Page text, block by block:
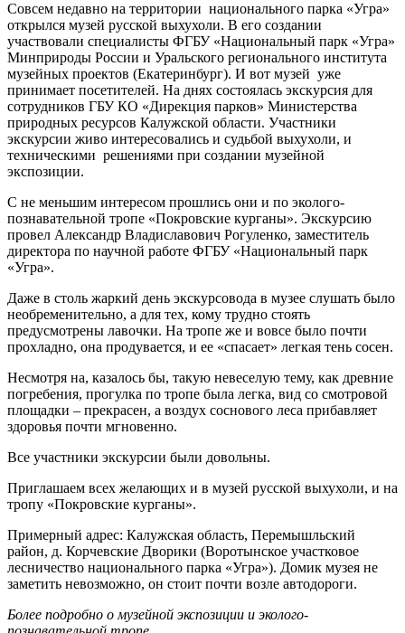
Совсем недавно на территории национального парка «Угра»
открылся музей русской выхухоли. В его создании
участвовали специалисты ФГБУ «Национальный парк «Угра»
Минприроды России и Уральского регионального института
музейных проектов (Екатеринбург). И вот музей уже
принимает посетителей. На днях состоялась экскурсия для
сотрудников ГБУ КО «Дирекция парков» Министерства
природных ресурсов Калужской области. Участники
экскурсии живо интересовались и судьбой выхухоли, и
техническими решениями при создании музейной
экспозиции.
С не меньшим интересом прошлись они и по эколого-
познавательной тропе «Покровские курганы». Экскурсию
провел Александр Владиславович Рогуленко, заместитель
директора по научной работе ФГБУ «Национальный парк
«Угра».
Даже в столь жаркий день экскурсовода в музее слушать было
необременительно, а для тех, кому трудно стоять
предусмотрены лавочки. На тропе же и вовсе было почти
прохладно, она продувается, и ее «спасает» легкая тень сосен.
Несмотря на, казалось бы, такую невеселую тему, как древние
погребения, прогулка по тропе была легка, вид со смотровой
площадки – прекрасен, а воздух соснового леса прибавляет
здоровья почти мгновенно.
Все участники экскурсии были довольны.
Приглашаем всех желающих и в музей русской выхухоли, и на
тропу «Покровские курганы».
Примерный адрес: Калужская область, Перемышльский
район, д. Корчевские Дворики (Воротынское участковое
лесничество национального парка «Угра»). Домик музея не
заметить невозможно, он стоит почти возле автодороги.
Более подробно о музейной экспозиции и эколого-